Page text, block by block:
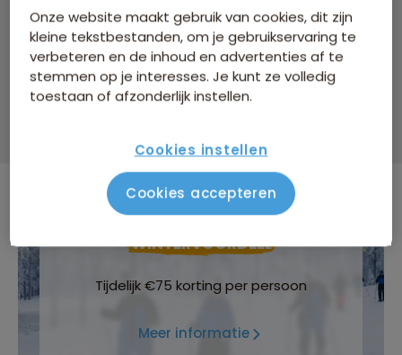
22-35ers reis Brazilië
20 dagen vanaf 4.139 p.p.
Bijkomende kosten €26,25 p.p. op basis van 2 personen
WINTERVOORDEEL
Tijdelijk €75 korting per persoon
Meer informatie
Onze website maakt gebruik van cookies, dit zijn
kleine tekstbestanden, om je gebruikservaring te
verbeteren en de inhoud en advertenties af te
stemmen op je interesses. Je kunt ze volledig
toestaan of afzonderlijk instellen.
Cookies instellen
Cookies accepteren